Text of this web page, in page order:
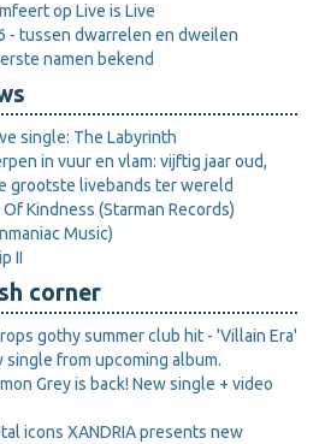
op Live is Live
- tussen dwarrelen en dweilen
namen bekend
single: The Labyrinth
in vuur en vlam: vijftig jaar oud,
grootste livebands ter wereld
Kindness (Starman Records)
Music)
II
corner
gothy summer club hit - 'Villain Era'
from upcoming album.
Grey is back! New single + video
icons XANDRIA presents new